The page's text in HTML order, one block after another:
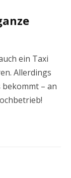
ein Taxi
Allerdings
– an